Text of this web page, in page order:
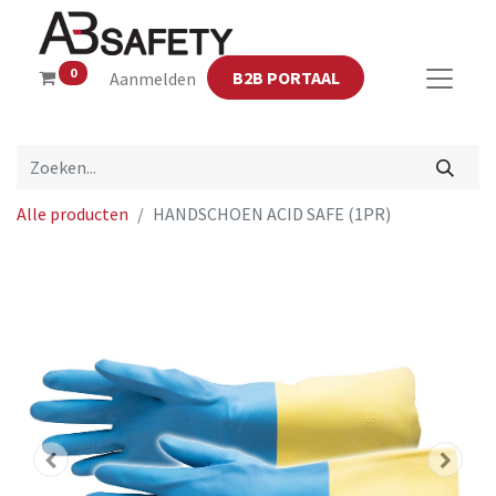
0 Aanmelden B2B PORTAAL
Alle producten HANDSCHOEN ACID SAFE (1PR)